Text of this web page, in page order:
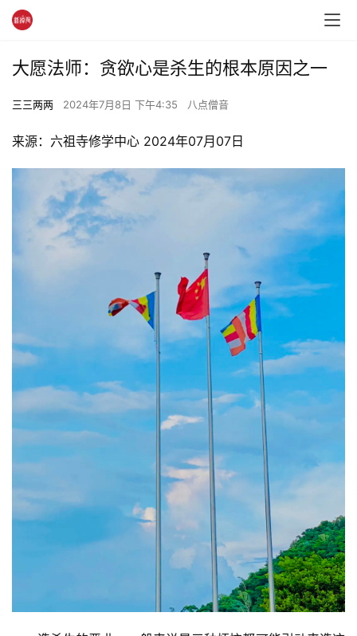
大愿法师：贪欲心是杀生的根本原因之一
三三两两 2024年7月8日 下午4:35 八点僧音
来源：六祖寺修学中心 2024年07月07日